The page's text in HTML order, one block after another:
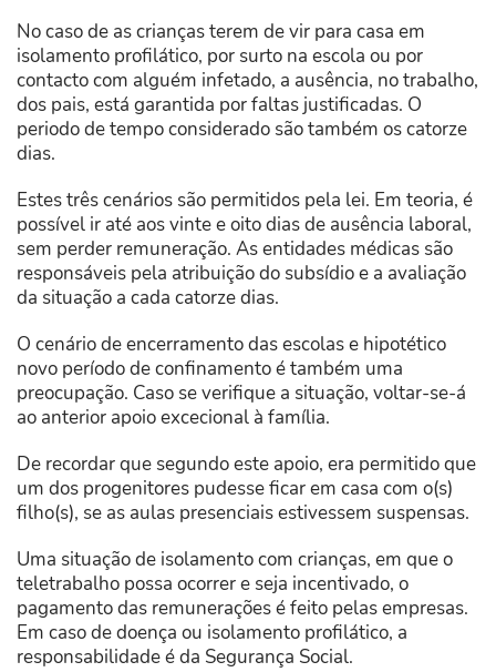
No caso de as crianças terem de vir para casa em
isolamento profilático, por surto na escola ou por
contacto com alguém infetado, a ausência, no trabalho,
dos pais, está garantida por faltas justificadas. O
periodo de tempo considerado são também os catorze
dias.
Estes três cenários são permitidos pela lei. Em teoria, é
possível ir até aos vinte e oito dias de ausência laboral,
sem perder remuneração. As entidades médicas são
responsáveis pela atribuição do subsídio e a avaliação
da situação a cada catorze dias.
O cenário de encerramento das escolas e hipotético
novo período de confinamento é também uma
preocupação. Caso se verifique a situação, voltar-se-á
ao anterior apoio excecional à família.
De recordar que segundo este apoio, era permitido que
um dos progenitores pudesse ficar em casa com o(s)
filho(s), se as aulas presenciais estivessem suspensas.
Uma situação de isolamento com crianças, em que o
teletrabalho possa ocorrer e seja incentivado, o
pagamento das remunerações é feito pelas empresas.
Em caso de doença ou isolamento profilático, a
responsabilidade é da Segurança Social.